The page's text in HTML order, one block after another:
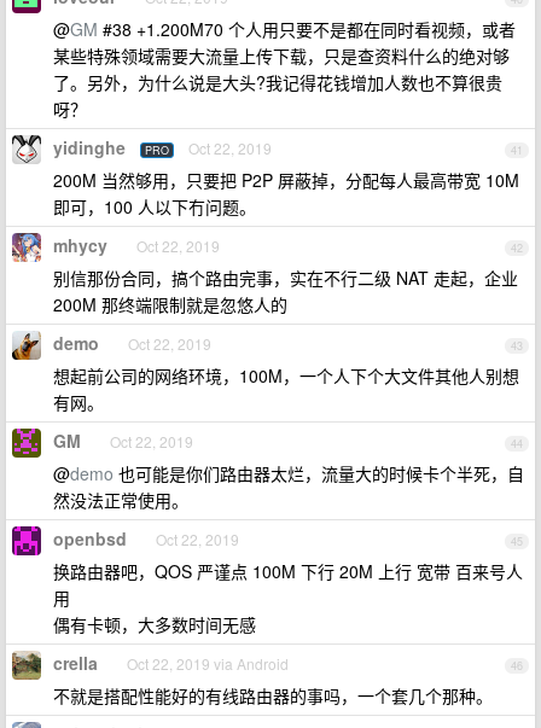
@GM #38 +1.200M70 个人用只要不是都在同时看视频，或者
某些特殊领域需要大流量上传下载，只是查资料什么的绝对够
了。另外，为什么说是大头?我记得花钱增加人数也不算很贵
呀？
41
yidinghe PRO Oct 22, 2019
200M 当然够用，只要把 P2P 屏蔽掉，分配每人最高带宽 10M
即可，100 人以下冇问题。
42
mhycy Oct 22, 2019
别信那份合同，搞个路由完事，实在不行二级 NAT 走起，企业
200M 那终端限制就是忽悠人的
43
demo Oct 22, 2019
想起前公司的网络环境，100M，一个人下个大文件其他人别想
有网。
44
GM Oct 22, 2019
@demo 也可能是你们路由器太烂，流量大的时候卡个半死，自
然没法正常使用。
45
openbsd Oct 22, 2019
换路由器吧，QOS 严谨点 100M 下行 20M 上行 宽带 百来号人
用
偶有卡顿，大多数时间无感
46
crella Oct 22, 2019 via Android
不就是搭配性能好的有线路由器的事吗，一个套几个那种。